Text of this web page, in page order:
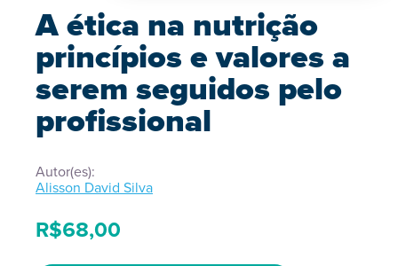
A ética na nutrição
princípios e valores a
serem seguidos pelo
profissional
Autor(es):
Alisson David Silva
R$68,00